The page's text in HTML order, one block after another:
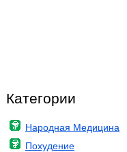
Категории
Народная Медицина
Похудение